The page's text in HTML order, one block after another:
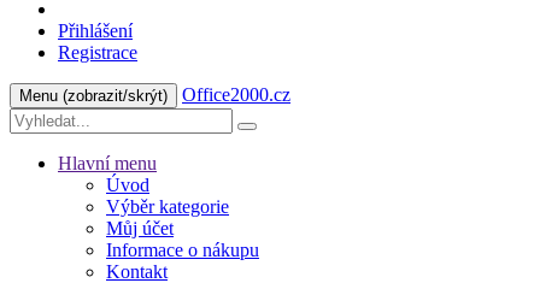
Přihlášení
Registrace
Menu (zobrazit/skrýt) Office2000.cz
Hlavní menu
Úvod
Výběr kategorie
Můj účet
Informace o nákupu
Kontakt